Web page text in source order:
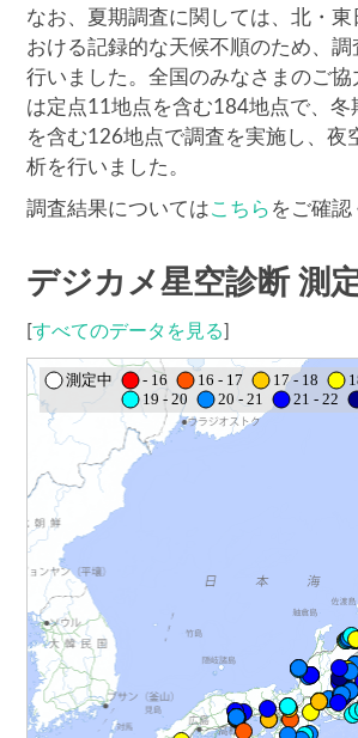
なお、夏期調査に関しては、北・東
おける記録的な天候不順のため、調
行いました。全国のみなさまのご協
は定点11地点を含む184地点で、冬
を含む126地点で調査を実施し、夜
析を行いました。
調査結果についてはこちら をご確認
デジカメ星空診断 測
[すべてのデータを見る]